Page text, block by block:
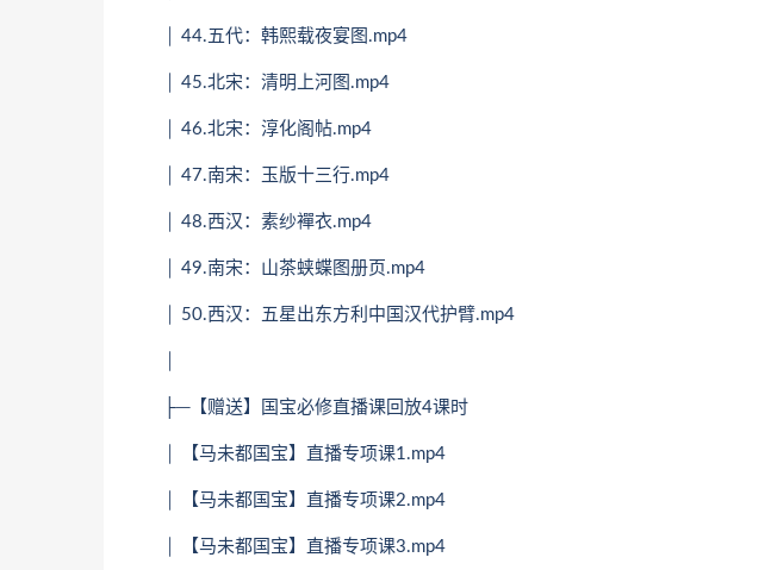
│ 44.五代：韩熙载夜宴图.mp4
│ 45.北宋：清明上河图.mp4
│ 46.北宋：淳化阁帖.mp4
│ 47.南宋：玉版十三行.mp4
│ 48.西汉：素纱襌衣.mp4
│ 49.南宋：山茶蛱蝶图册页.mp4
│ 50.西汉：五星出东方利中国汉代护臂.mp4
├─【赠送】国宝必修直播课回放4课时
│ 【马未都国宝】直播专项课1.mp4
│ 【马未都国宝】直播专项课2.mp4
│ 【马未都国宝】直播专项课3.mp4